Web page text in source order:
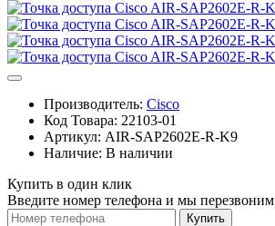
Производитель: Cisco
Код Товара: 22103-01
Артикул: AIR-SAP2602E-R-K9
Наличие: В наличии
Купить в один клик
Введите номер телефона и мы перезвоним
Купить